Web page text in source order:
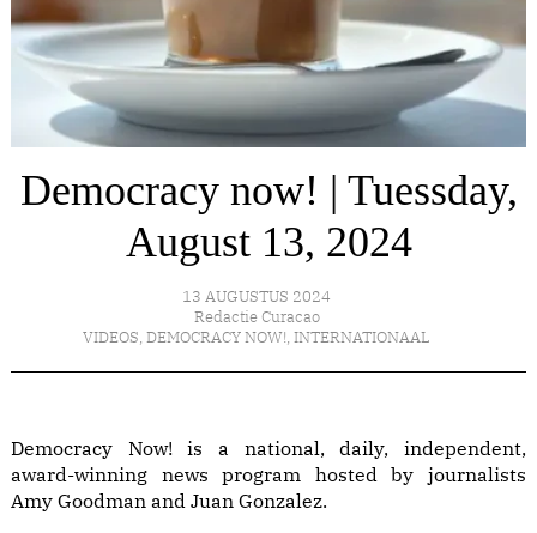
Democracy now! | Tuessday,
August 13, 2024
13 AUGUSTUS 2024
Redactie Curacao
VIDEOS, DEMOCRACY NOW!, INTERNATIONAAL
Democracy Now! is a national, daily, independent,
award-winning news program hosted by journalists
Amy Goodman and Juan Gonzalez.